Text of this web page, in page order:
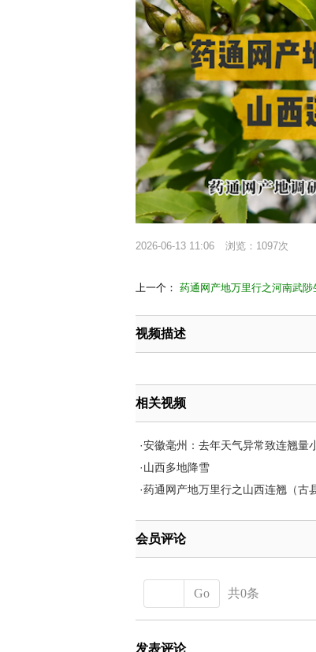
2026-06-13 11:06 浏览：1097次
上一个： 药通网产地万里行之河南武陟
视频描述
相关视频
·安徽毫州：去年天气异常致连翘量
·山西多地降雪
·药通网产地万里行之山西连翘（古
会员评论
Go 共0条
发表评论